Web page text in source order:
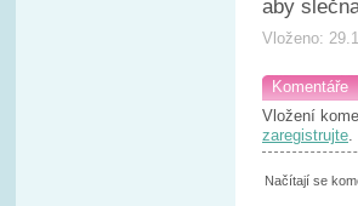
aby
Vloženo:
Komentáře
Vložení
zaregistrujte.
Načítají se